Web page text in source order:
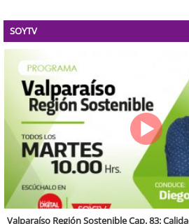
SOYTV